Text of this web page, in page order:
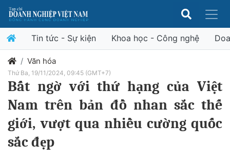
Tin tức - Sự kiện Khoa học - Công nghệ
Văn hóa
Thứ Ba, 19/11/2024, 09:45 (GMT+7)
Bất ngờ với thứ hạng của Việt
Nam trên bản đồ nhan sắc thế
giới, vượt qua nhiều cường quốc
sắc đẹp